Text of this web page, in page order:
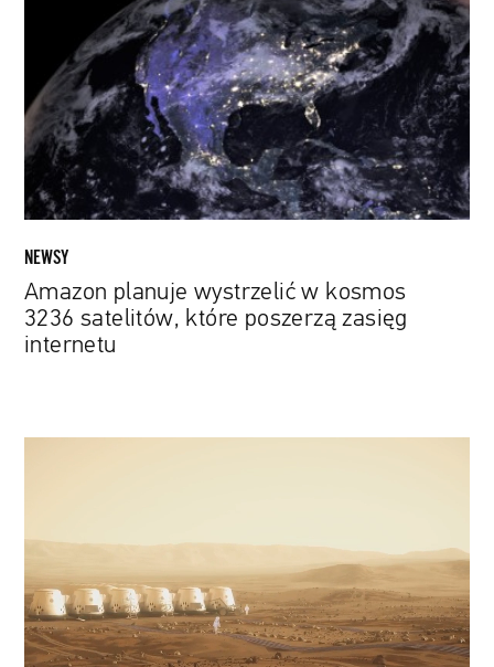
3236
satelitów,
które
poszerzą
zasięg
internetu
NEWSY
Amazon planuje wystrzelić w kosmos
3236 satelitów, które poszerzą zasięg
internetu
pomysł
na
zaludnienie
Czerwonej